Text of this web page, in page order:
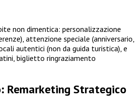
non dimentica: personalizzazione
attenzione speciale (anniversario,
autentici (non da guida turistica), e
biglietto ringraziamento
Remarketing Strategico